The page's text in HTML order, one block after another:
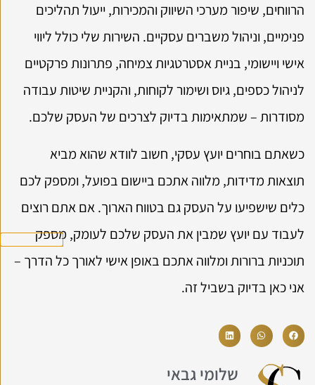
הרווחים, שיפור מערכי השיווק והמכירות, ייעול תהליכים
פנימיים, וניהול משברים עסקיים. השירות שלי כולל ליווי
אישי ויישומי, בניית אסטרטגיות צמיחה, פתרונות פרקטיים
לניהול כספים, גיוס ושימור לקוחות, והקניית שיטות עבודה
מסודרות – שמתאימות בדיוק לצרכים של העסק שלכם.
כשאתם בוחרים יועץ עסקי, חשוב לוודא שהוא מביא
תוצאות מדידות, מלווה אתכם ביישום בפועל, ומספק לכם
כלים שישפיעו על העסק גם בטווח הארוך. אם אתם רוצים
לעבוד עם יועץ שמבין את העסק שלכם לעומק, מספק
תוכניות ברורות ומלווה אתכם באופן אישי לאורך כל הדרך –
אני כאן בדיוק בשביל זה.
שלומי גבאי